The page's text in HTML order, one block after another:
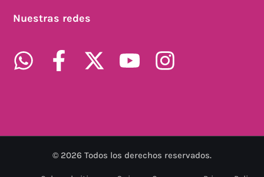
Nuestras redes
© 2026 Todos los derechos reservados.